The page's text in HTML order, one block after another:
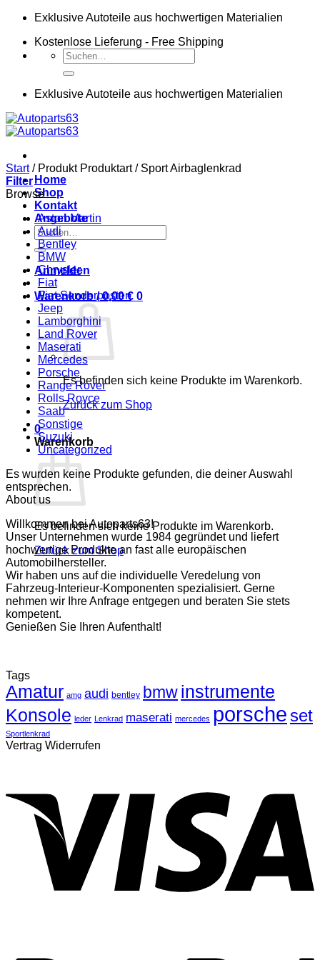
Zum
springen
Exklusive Autoteile aus hochwertigen Materialien
Kostenlose Lieferung - Free Shipping
Suchen
nach:
Exklusive Autoteile aus hochwertigen Materialien
Home
Shop
Kontakt
Angebote
Suchen
nach:
Anmelden
Warenkorb /0,00€ 0
Es befinden sich keine Produkte im Warenkorb.
Zurück zum Shop
0
Warenkorb
Es befinden sich keine Produkte im Warenkorb.
Zurück zum Shop
Start /Produkt Produktart/Sport Airbaglenkrad
Filter
Browse
Aston Martin
Audi
Bentley
BMW
Chrysler
Fiat
Fiat Sonderposten
Jeep
Lamborghini
Land Rover
Maserati
Mercedes
Porsche
Range Rover
Rolls Royce
Saab
Sonstige
Suzuki
Uncategorized
Es wurden keine Produkte gefunden, die deiner Auswahl
entsprechen.
About us
Willkommen bei Autoparts63!
Unser Unternehmen wurde 1984 gegründet und liefert
hochwertige Produkte an fast alle europäischen
Automobilhersteller.
Wir haben uns auf die individuelle Veredelung von
Fahrzeug-Interieur-Komponenten spezialisiert. Gerne
nehmen wir Ihre Anfrage entgegen und beraten Sie stets
kompetent.
Genießen Sie Ihren Aufenthalt!
Tags
Amatur amg audi bentley bmwinstrumente
Konsole leder Lenkrad maserati mercedes porsche set
Sportlenkrad
Vertrag Widerrufen